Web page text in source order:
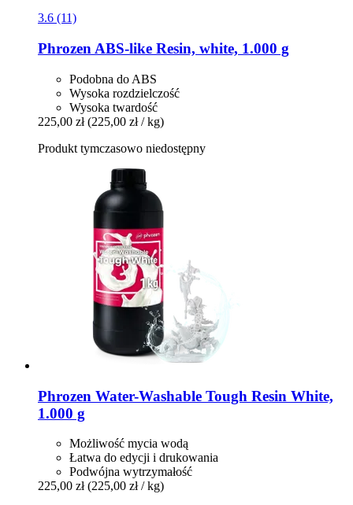
3.6 (11)
Phrozen ABS-​like Resin, white, 1.000 g
Podobna do ABS
Wysoka rozdzielczość
Wysoka twardość
225,00 zł (225,00 zł / kg)
Produkt tymczasowo niedostępny
Phrozen Water-​Washable Tough Resin White,
1.000 g
Możliwość mycia wodą
Łatwa do edycji i drukowania
Podwójna wytrzymałość
225,00 zł (225,00 zł / kg)